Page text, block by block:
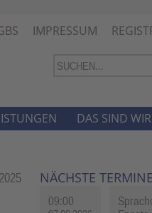
IMPRESSUM
NÄCHSTE TERMINE
09:00
DAS SIND WIR